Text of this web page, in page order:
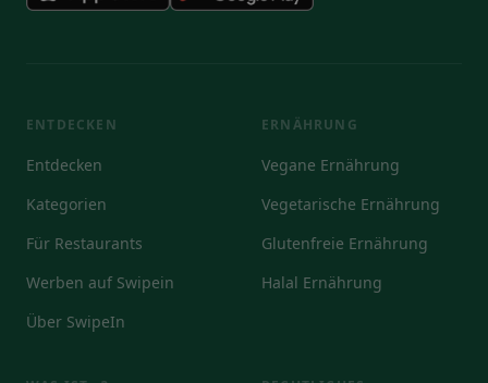
ENTDECKEN
Entdecken
Kategorien
Für Restaurants
Werben auf Swipein
Über SwipeIn
ERNÄHRUNG
Vegane Ernährung
Vegetarische Ernährung
Glutenfreie Ernährung
Halal Ernährung